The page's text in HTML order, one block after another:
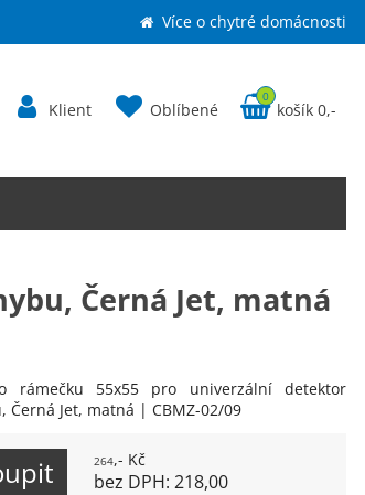
Černá Jet, matná
rámečku 55x55 pro univerzální detektor
Černá Jet, matná | CBMZ-02/09
264,- Kč
bez DPH: 218,00
Klient Oblíbené
0
košík 0,-
Více o chytré domácnosti